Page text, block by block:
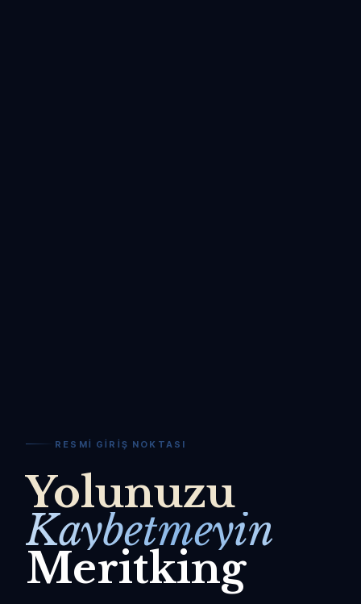
RESMI GIRIŞ NOKTASI
Yolunuzu
Kaybetmeyin
Meritking